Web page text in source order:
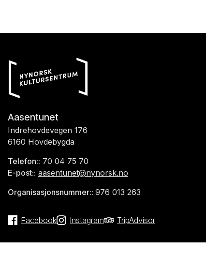
Aasentunet
Indrehovdevegen 176
6160 Hovdebygda
Telefon:: 70 04 75 70
E-post:: aasentunet@nynorsk.no
Organisasjonsnummer:: 976 013 263
Facebook Instagram TripAdvisor